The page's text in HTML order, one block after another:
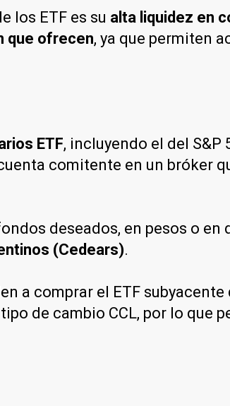
los ETF es su alta liquidez en
que ofrecen, ya que permiten
ETF, incluyendo el del
comitente en un bróker
deseados, en pesos o
(Cedears).
a comprar el ETF
de cambio CCL, por lo que